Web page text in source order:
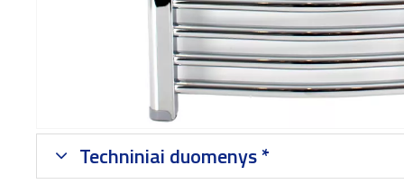
Techniniai duomenys *